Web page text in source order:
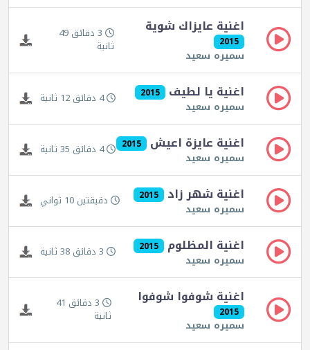
اغنية عايزاك شوية
2015
سميره سعيد
3 دقائق 49
ثانية
اغنية يا لطيف 2015
سميره سعيد 4 دقائق 12 ثانية
اغنية عايزة اعيش 2015
سميره سعيد 4 دقائق 35 ثانية
اغنية شهر زاد 2015
سميره سعيد دقيقتين 10 ثواني
اغنية المظلوم 2015
سميره سعيد 3 دقائق 38 ثانية
اغنية شوفوا شوفوا
2015
سميره سعيد
3 دقائق 41
ثانية